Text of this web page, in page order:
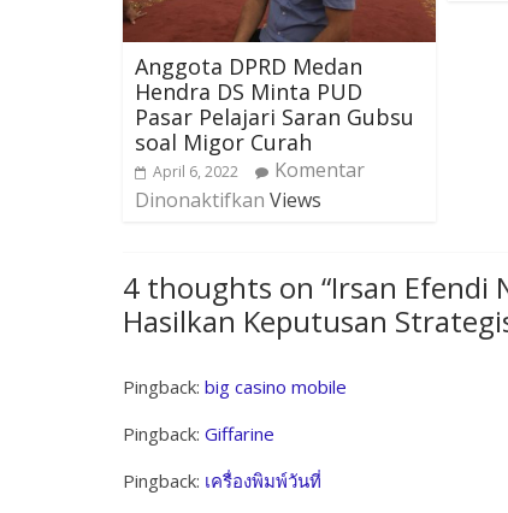
Anggota DPRD Medan
Hendra DS Minta PUD
Pasar Pelajari Saran Gubsu
soal Migor Curah
April 6, 2022
Komentar
Dinonaktifkan Views
4 thoughts on “Irsan Efendi
Hasilkan Keputusan
Pingback: big casino mobile
Pingback: Giffarine
Pingback: เครื่องพิมพ์วันที่